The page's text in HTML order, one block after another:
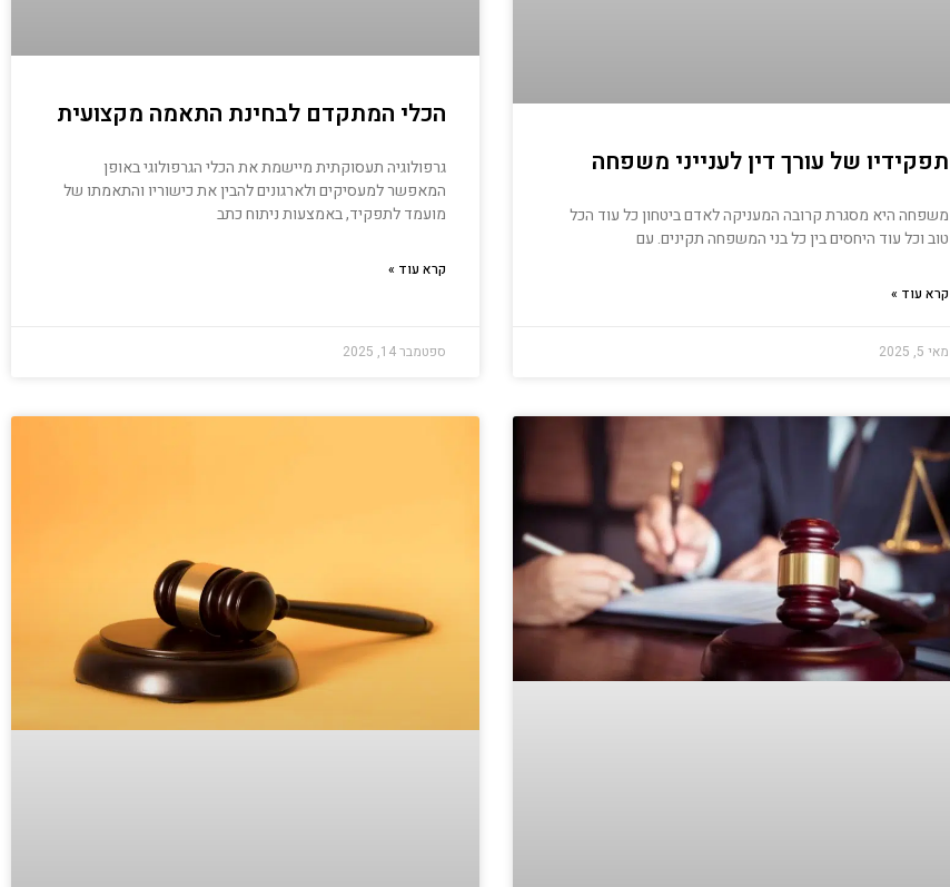
תפקידיו של עורך דין לענייני משפחה
משפחה היא מסגרת קרובה המעניקה לאדם ביטחון כל עוד הכל
טוב וכל עוד היחסים בין כל בני המשפחה תקינים. עם
קרא עוד »
מאי 5, 2025
הכלי המתקדם לבחינת התאמה מקצועית
גרפולוגיה תעסוקתית מיישמת את הכלי הגרפולוגי באופן
המאפשר למעסיקים ולארגונים להבין את כישוריו והתאמתו של
מועמד לתפקיד, באמצעות ניתוח כתב
קרא עוד »
ספטמבר 14, 2025